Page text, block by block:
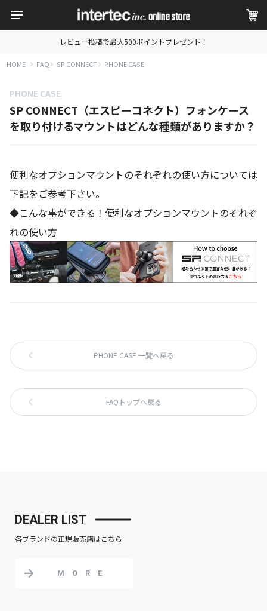
レビュー投稿で最大500ポイントプレゼント！
HOME FAQ SP CONNECT PHONE CASE
PHONE CASE
SP CONNECT（エスピーコネクト）フォンケース
を取り付けるマウントはどんな種類がありますか？
便利なオプションマウントのそれぞれの使い方については
下記をご参考下さい。
◆こんな事ができる！便利なオプションマウントのそれぞ
れの使い方
PHONE CASE 一覧へ戻る
FAQトップへ戻る
DEALER LIST
各ブランドの正規販売店はこちら
MORE